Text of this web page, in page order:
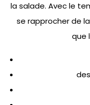
la salade. Avec le
se rapprocher de
que